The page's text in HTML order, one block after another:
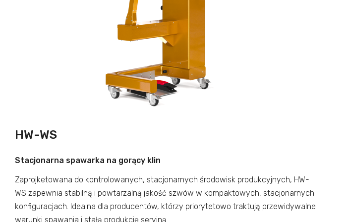
HW-WS
Stacjonarna spawarka na gorący klin
Zaprojketowana do kontrolowanych, stacjonarnych środowisk produkcyjnych, HW-
WS zapewnia stabilną i powtarzalną jakość szwów w kompaktowych, stacjonarnych
konfiguracjach. Idealna dla producentów, którzy priorytetowo traktują przewidywalne
warunki spawania i stałą produkcję seryjną.